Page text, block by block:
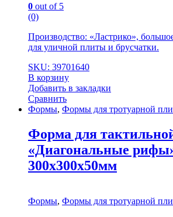
0 out of 5
(0)
Производство: «Ластрико»,
для уличной плиты и брусчатки.
SKU: 39701640
В корзину
Добавить в закладки
Сравнить
Формы, Формы для тротуарной
Форма для
«Диагональные
300х300х50мм
Формы, Формы для тротуарной